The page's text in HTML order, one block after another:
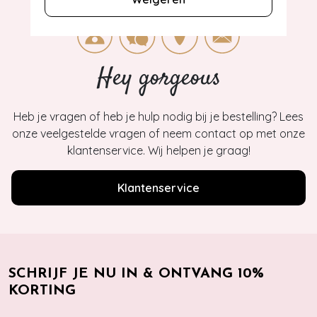
Hey gorgeous
Heb je vragen of heb je hulp nodig bij je bestelling? Lees
onze veelgestelde vragen of neem contact op met onze
klantenservice. Wij helpen je graag!
Klantenservice
SCHRIJF JE NU IN & ONTVANG 10%
KORTING